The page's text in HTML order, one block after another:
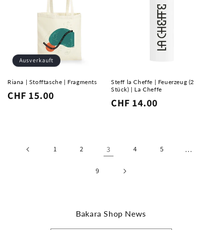
Ausverkauft
Riana | Stofftasche | Fragments
Normaler
CHF 15.00
Steff la Cheffe | Feuerzeug (2
Stück) | La Cheffe
Normaler
CHF 14.00
1 2 3 4 5 …
9
Bakara Shop News